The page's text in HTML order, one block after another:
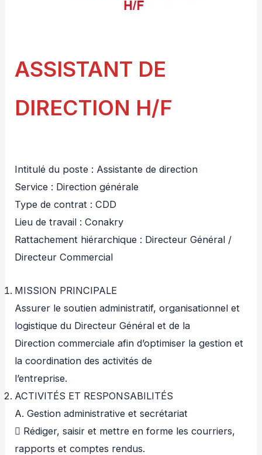
ASSISTANT DE
DIRECTION H/F
Intitulé du poste : Assistante de direction
Service : Direction générale
Type de contrat : CDD
Lieu de travail : Conakry
Rattachement hiérarchique : Directeur Général /
Directeur Commercial
MISSION PRINCIPALE
Assurer le soutien administratif, organisationnel et
logistique du Directeur Général et de la
Direction commerciale afin d’optimiser la gestion et
la coordination des activités de
l’entreprise.
ACTIVITÉS ET RESPONSABILITÉS
A. Gestion administrative et secrétariat
 Rédiger, saisir et mettre en forme les courriers,
rapports et comptes rendus.